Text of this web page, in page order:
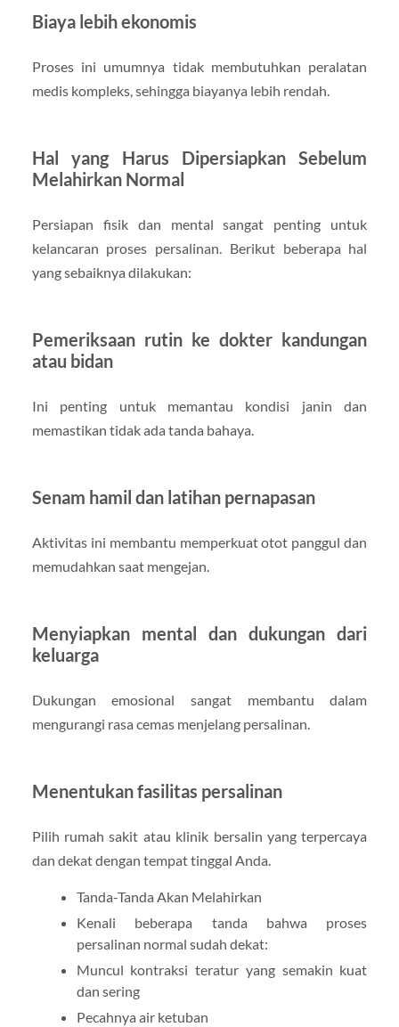
Biaya lebih ekonomis
Proses ini umumnya tidak membutuhkan peralatan
medis kompleks, sehingga biayanya lebih rendah.
Hal yang Harus Dipersiapkan Sebelum
Melahirkan Normal
Persiapan fisik dan mental sangat penting untuk
kelancaran proses persalinan. Berikut beberapa hal
yang sebaiknya dilakukan:
Pemeriksaan rutin ke dokter kandungan
atau bidan
Ini penting untuk memantau kondisi janin dan
memastikan tidak ada tanda bahaya.
Senam hamil dan latihan pernapasan
Aktivitas ini membantu memperkuat otot panggul dan
memudahkan saat mengejan.
Menyiapkan mental dan dukungan dari
keluarga
Dukungan emosional sangat membantu dalam
mengurangi rasa cemas menjelang persalinan.
Menentukan fasilitas persalinan
Pilih rumah sakit atau klinik bersalin yang terpercaya
dan dekat dengan tempat tinggal Anda.
Tanda-Tanda Akan Melahirkan
Kenali beberapa tanda bahwa proses
persalinan normal sudah dekat:
Muncul kontraksi teratur yang semakin kuat
dan sering
Pecahnya air ketuban